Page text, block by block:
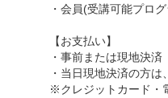
・会員(受講可能プロ
【お支払い】
・事前または現地決済
・当日現地決済の方は
※クレジットカード・